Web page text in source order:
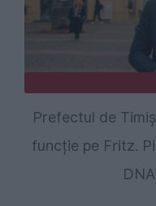
Prefectul de
funcție pe Fritz.